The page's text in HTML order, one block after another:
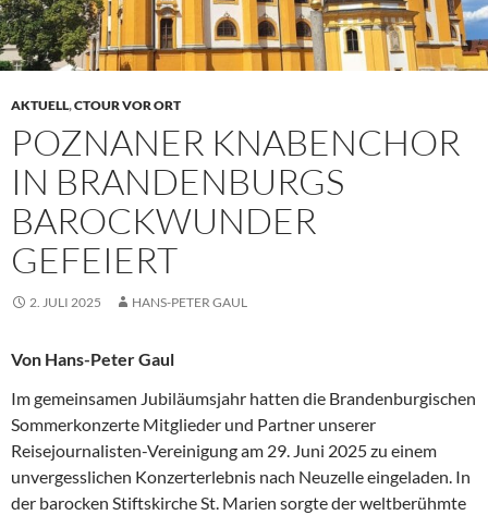
AKTUELL,CTOUR VOR ORT
POZNANER KNABENCHOR
IN BRANDENBURGS
BAROCKWUNDER
GEFEIERT
2. JULI 2025 HANS-PETER GAUL
Von Hans-Peter Gaul
Im gemeinsamen Jubiläumsjahr hatten die Brandenburgischen
Sommerkonzerte Mitglieder und Partner unserer
Reisejournalisten-Vereinigung am 29. Juni 2025 zu einem
unvergesslichen Konzerterlebnis nach Neuzelle eingeladen. In
der barocken Stiftskirche St. Marien sorgte der weltberühmte